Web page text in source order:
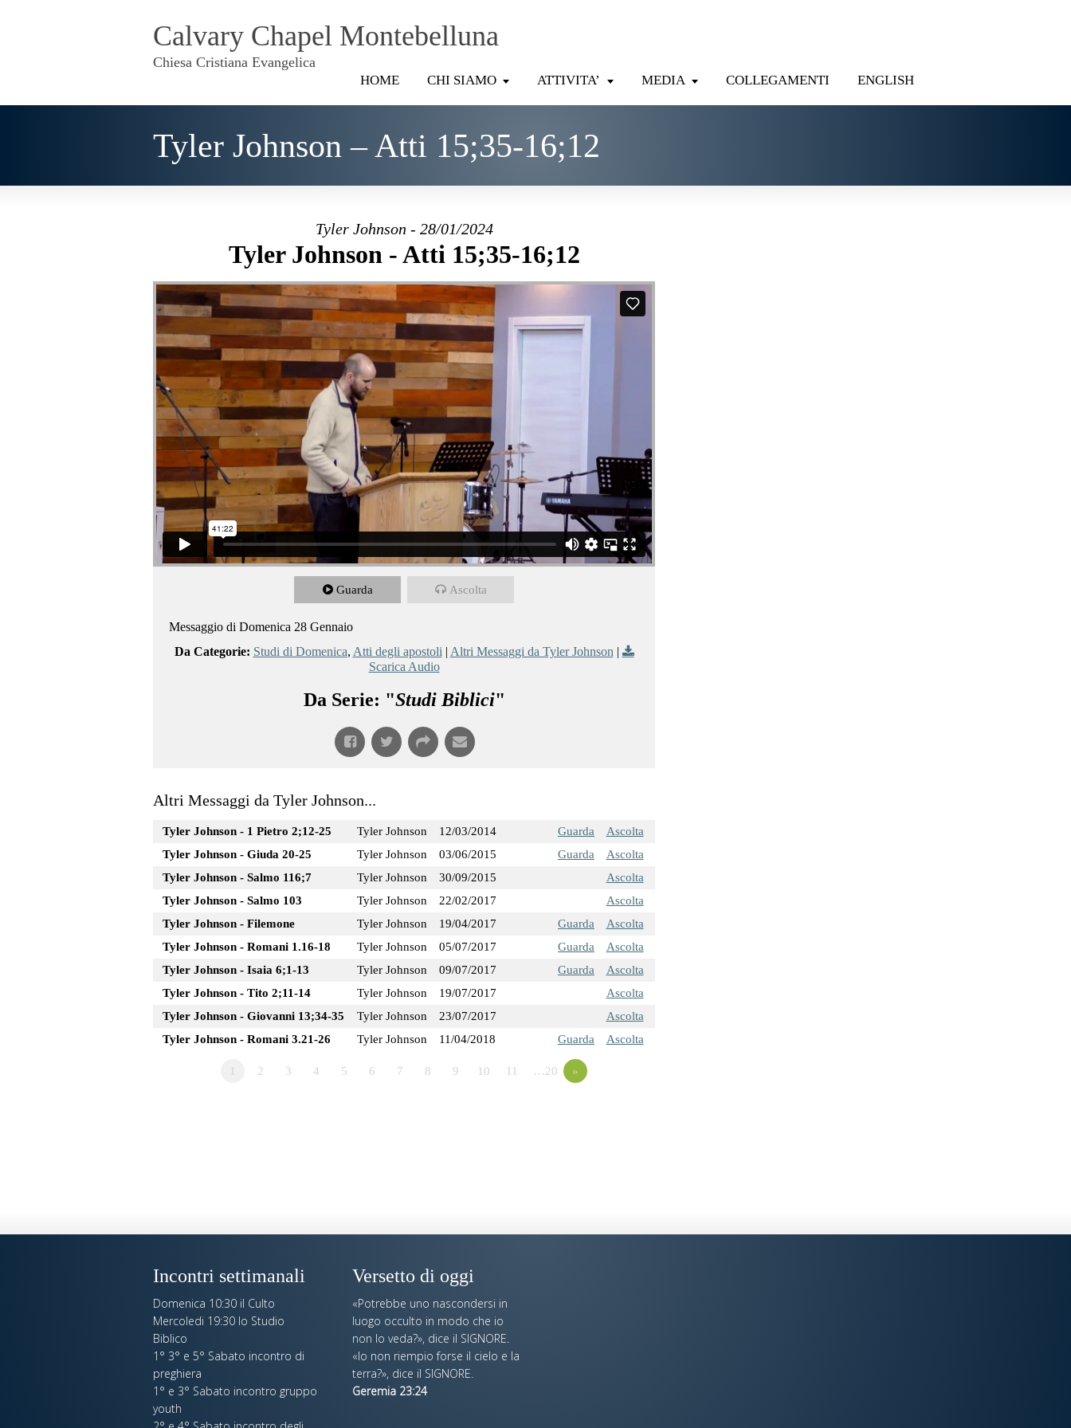
Calvary Chapel Montebelluna
Chiesa Cristiana Evangelica
HOME CHI SIAMO ATTIVITA’ MEDIA COLLEGAMENTI ENGLISH
Tyler Johnson – Atti 15;35-16;12
Tyler Johnson - 28/01/2024
Tyler Johnson - Atti 15;35-16;12
Guarda Ascolta
Messaggio di Domenica 28 Gennaio
Da Categorie: Studi di Domenica, Atti degli apostoli | Altri Messaggi da Tyler Johnson |
Scarica Audio
Da Serie: "Studi Biblici"
Altri Messaggi da Tyler Johnson...
Tyler Johnson - 1 Pietro 2;12-25 Tyler Johnson 12/03/2014 Guarda
Ascolta
Tyler Johnson - Giuda 20-25
Tyler Johnson 03/06/2015 Guarda
Ascolta
Tyler Johnson - Salmo 116;7
Tyler Johnson 30/09/2015
Ascolta
Tyler Johnson - Salmo 103
Tyler Johnson 22/02/2017
Ascolta
Tyler Johnson - Filemone
Tyler Johnson 19/04/2017 Guarda
Ascolta
Tyler Johnson - Romani 1.16-18
Tyler Johnson 05/07/2017 Guarda
Ascolta
Tyler Johnson - Isaia 6;1-13
Tyler Johnson 09/07/2017 Guarda
Ascolta
Tyler Johnson - Tito 2;11-14
Tyler Johnson 19/07/2017
Ascolta
Tyler Johnson - Giovanni 13;34-35
Tyler Johnson 23/07/2017
Ascolta
Tyler Johnson - Romani 3.21-26
Tyler Johnson 11/04/2018 Guarda Ascolta
2 3 4 5 6 7 8 9 10 11 …20 »
Incontri settimanali
Domenica 10:30 il Culto
Mercoledi 19:30 lo Studio
Biblico
1° 3° e 5° Sabato incontro di
preghiera
1° e 3° Sabato incontro gruppo
youth
Versetto di oggi
«Potrebbe uno nascondersi in
luogo occulto in modo che io
non lo veda?», dice il SIGNORE.
«Io non riempio forse il cielo e la
terra?», dice il SIGNORE.
Geremia 23:24